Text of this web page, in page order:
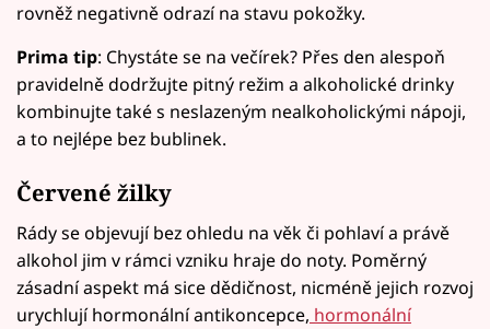
rovněž negativně odrazí na stavu pokožky.
Prima tip: Chystáte se na večírek? Přes den alespoň
pravidelně dodržujte pitný režim a alkoholické drinky
kombinujte také s neslazeným nealkoholickými nápoji,
a to nejlépe bez bublinek.
Červené žilky
Rády se objevují bez ohledu na věk či pohlaví a právě
alkohol jim v rámci vzniku hraje do noty. Poměrný
zásadní aspekt má sice dědičnost, nicméně jejich rozvoj
urychlují hormonální antikoncepce, hormonální